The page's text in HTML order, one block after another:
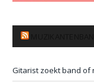
Gitarist zoekt band of